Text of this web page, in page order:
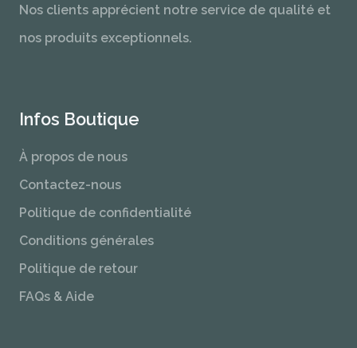
Nos clients apprécient notre service de qualité et
nos produits exceptionnels.
Infos Boutique
À propos de nous
Contactez-nous
Politique de confidentialité
Conditions générales
Politique de retour
FAQs & Aide